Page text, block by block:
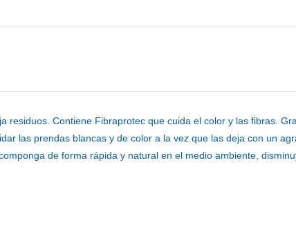
residuos. Contiene Fibraprotec que cuida el color y las fibras.
las prendas blancas y de color a la vez que las deja con un
de forma rápida y natural en el medio ambiente,